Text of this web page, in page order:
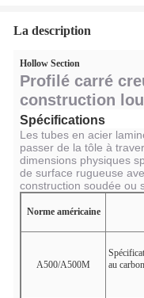
La description
Hollow Section
Profilé carré
construction
Spécifications
Les tubes en acier
passer de la tôle à
dimensions physiques
de surface rugueuse
construction soudée ou
Norme américaine
A500/A500M
au